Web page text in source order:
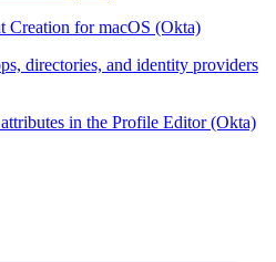
Creation for macOS (Okta)
directories, and identity providers
in the Profile Editor (Okta)